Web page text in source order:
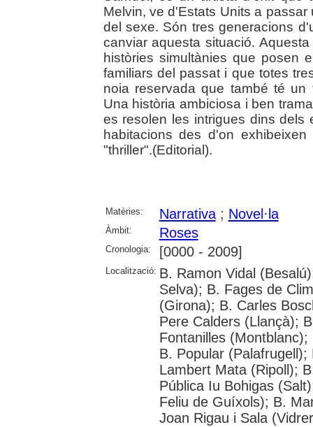
Melvin, ve d'Estats Units a
del sexe. Són tres generacions
canviar aquesta situació.
històries simultànies que posen
familiars del passat i que totes
noia reservada que també té
Una història ambiciosa i ben
es resolen les intrigues dins dels
habitacions des d'on
"thriller".(Editorial).
Matèries: Narrativa; Novel·la
Àmbit: Roses
Cronologia: [0000 - 2009]
Localització: B. Ramon Vidal
Selva); B. Fages de
(Girona); B. Carles
Pere Calders (Llançà);
Fontanilles
B. Popular
Lambert Mata (Ripoll);
Pública Iu Bohigas
Feliu de Guíxols); B.
Joan Rigau i Sala